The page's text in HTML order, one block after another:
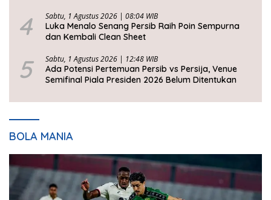
4 Sabtu, 1 Agustus 2026 | 08:04 WIB
Luka Menalo Senang Persib Raih Poin Sempurna
dan Kembali Clean Sheet
5 Sabtu, 1 Agustus 2026 | 12:48 WIB
Ada Potensi Pertemuan Persib vs Persija, Venue
Semifinal Piala Presiden 2026 Belum Ditentukan
BOLA MANIA